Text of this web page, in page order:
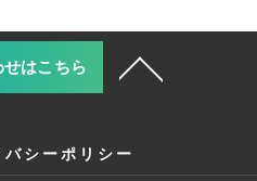
はこちら
バシーポリシー